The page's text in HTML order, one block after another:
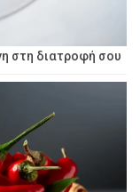
στη διατροφή σου